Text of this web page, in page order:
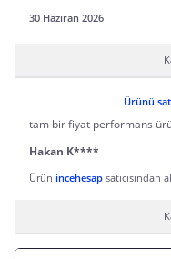
30 Haziran 2026
Ürünü
tam bir fiyat performans
Hakan K****
Ürün incehesap satıcısından